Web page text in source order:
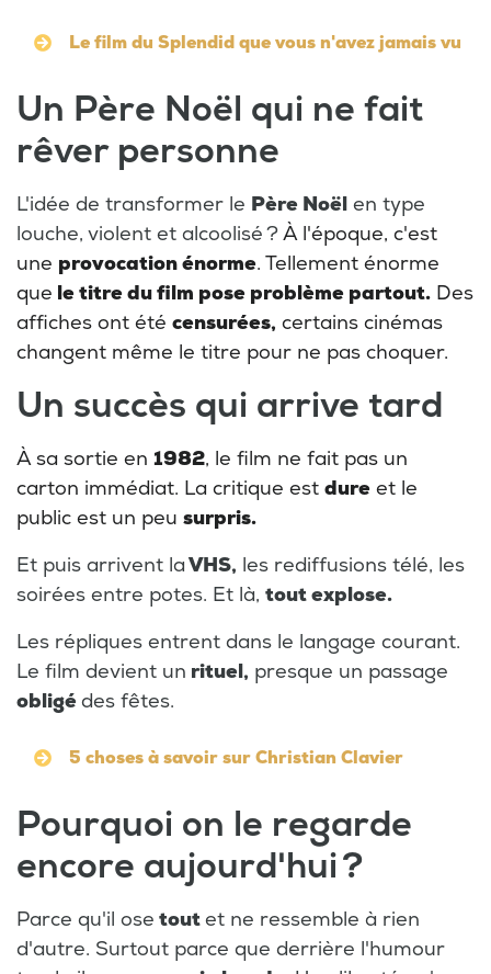
Le film du Splendid que vous n'avez jamais vu
Un Père Noël qui ne fait
rêver personne
L'idée de transformer le Père Noël en type
louche, violent et alcoolisé ?À l'époque, c'est
une provocation énorme. Tellement énorme
que le titre du film pose problème partout. Des
affiches ont été censurées, certains cinémas
changent même le titre pour ne pas choquer.
Un succès qui arrive tard
À sa sortie en 1982, le film ne fait pas un
carton immédiat. La critique est dure et le
public est un peu surpris.
Et puis arrivent laVHS, les rediffusions télé, les
soirées entre potes. Et là, tout explose.
Les répliques entrent dans le langage courant.
Le film devient un rituel, presque un passage
obligédes fêtes.
5 choses à savoir sur Christian Clavier
Pourquoi on le regarde
encore aujourd'hui ?
Parce qu'il ose toutet ne ressemble à rien
d'autre. Surtout parce que derrière l'humour